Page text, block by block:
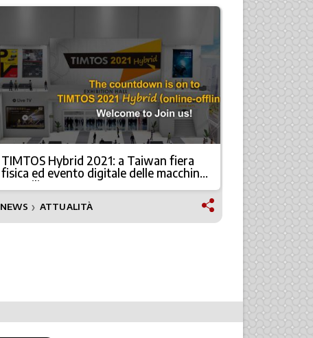
TIMTOS Hybrid 2021: a Taiwan fiera
fisica ed evento digitale delle macchine
utensili
NEWS ❯ ATTUALITÀ
TIMTOS
di Taipei
NEWS